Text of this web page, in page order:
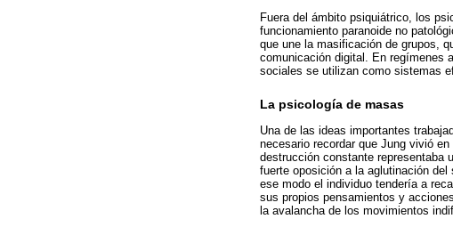
Fuera del ámbito psiquiátrico, los
funcionamiento paranoide no
que une la masificación de grupos,
comunicación digital. En regímenes
sociales se utilizan como sistemas
La psicología de masas
Una de las ideas importantes
necesario recordar que Jung vivió
destrucción constante representaba
fuerte oposición a la aglutinación
ese modo el individuo tendería a
sus propios pensamientos y
la avalancha de los movimientos